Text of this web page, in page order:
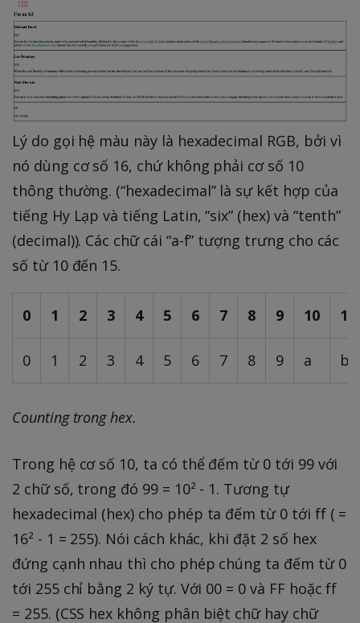
Lý do gọi hệ màu này là hexadecimal RGB, bởi vì
nó dùng cơ số 16, chứ không phải cơ số 10
thông thường. (“hexadecimal” là sự kết hợp của
tiếng Hy Lạp và tiếng Latin, “six” (hex) và “tenth”
(decimal)). Các chữ cái “a-f” tượng trưng cho các
số từ 10 đến 15.
0 1 2 3 4 5 6 7 8 9 10 11
0 1 2 3 4 5 6 7 8 9 a b
Counting trong hex.
Trong hệ cơ số 10, ta có thể đếm từ 0 tới 99 với
2 chữ số, trong đó 99 = 10² - 1. Tương tự
hexadecimal (hex) cho phép ta đếm từ 0 tới ff ( =
16² - 1 = 255). Nói cách khác, khi đặt 2 số hex
đứng cạnh nhau thì cho phép chúng ta đếm từ 0
tới 255 chỉ bằng 2 ký tự. Với 00 = 0 và FF hoặc ff
= 255. (CSS hex không phân biệt chữ hay chữ